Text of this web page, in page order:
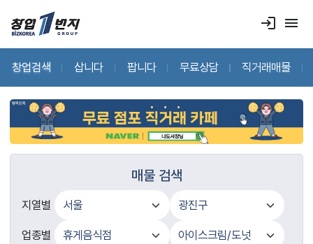
login menu
창업검색 삽니다 팝니다 무료상담 직거래매물
매물 검색
지열별
업종별